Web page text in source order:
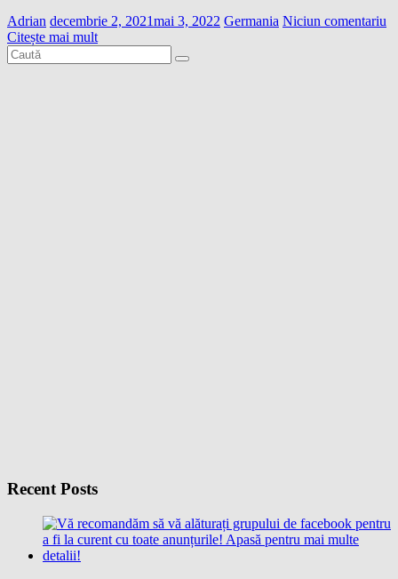
Adrian decembrie 2, 2021mai 3, 2022 Germania Niciun comentariu
Citește mai mult
Recent Posts